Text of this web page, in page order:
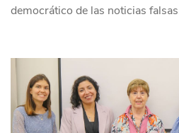
democrático de las noticias